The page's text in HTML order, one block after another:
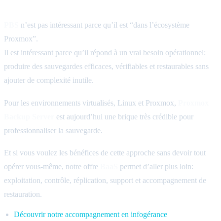
n’est pas intéressant parce qu’il est “dans l’écosystème
Proxmox”.
Il est intéressant parce qu’il répond à un vrai besoin opérationnel:
produire des sauvegardes efficaces, vérifiables et restaurables sans
ajouter de complexité inutile.
Pour les environnements virtualisés, Linux et Proxmox,
est aujourd’hui une brique très crédible pour
professionnaliser la sauvegarde.
Et si vous voulez les bénéfices de cette approche sans devoir tout
opérer vous-même, notre offre
permet d’aller plus loin:
exploitation, contrôle, réplication, support et accompagnement de
restauration.
Découvrir notre accompagnement en infogérance